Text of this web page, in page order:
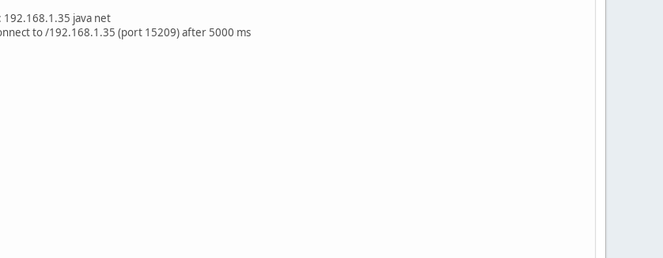
192.168.1.35 java net
to /192.168.1.35 (port 15209) after 5000 ms